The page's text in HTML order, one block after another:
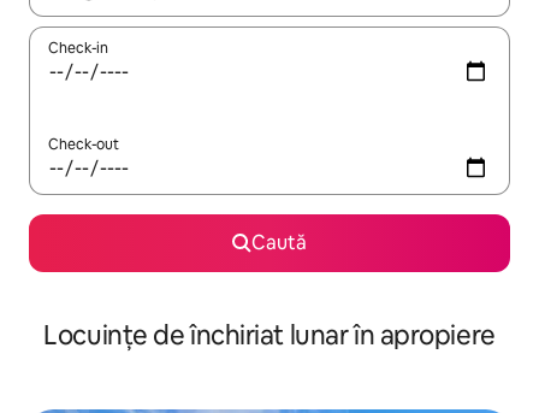
Check-in
Check-out
Caută
Locuințe de închiriat lunar în apropiere